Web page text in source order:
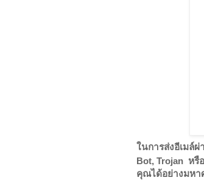
ในการส่งอีเมล์ผ่
Bot, Trojan หรื
คุณได้อย่างมหา